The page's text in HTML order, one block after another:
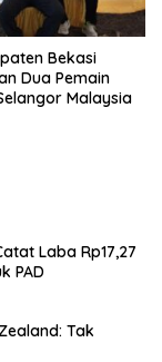
Bekasi
Dua Pemain
Malaysia
Laba Rp17,27
PAD
Tak